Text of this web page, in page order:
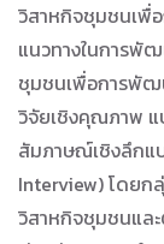
วิสาหกิจชุมชนเพื่
แนวทางในการพั
ชุมชนเพื่อการพัฒ
วิจัยเชิงคุณภาพ
สัมภาษณ์เชิงลึกแ
Interview) โดยก
วิสาหกิจชุมชนแล